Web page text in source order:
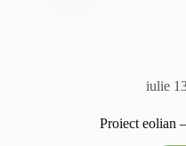
iulie
Proiect eolian